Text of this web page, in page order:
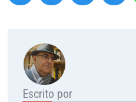
Escrito por